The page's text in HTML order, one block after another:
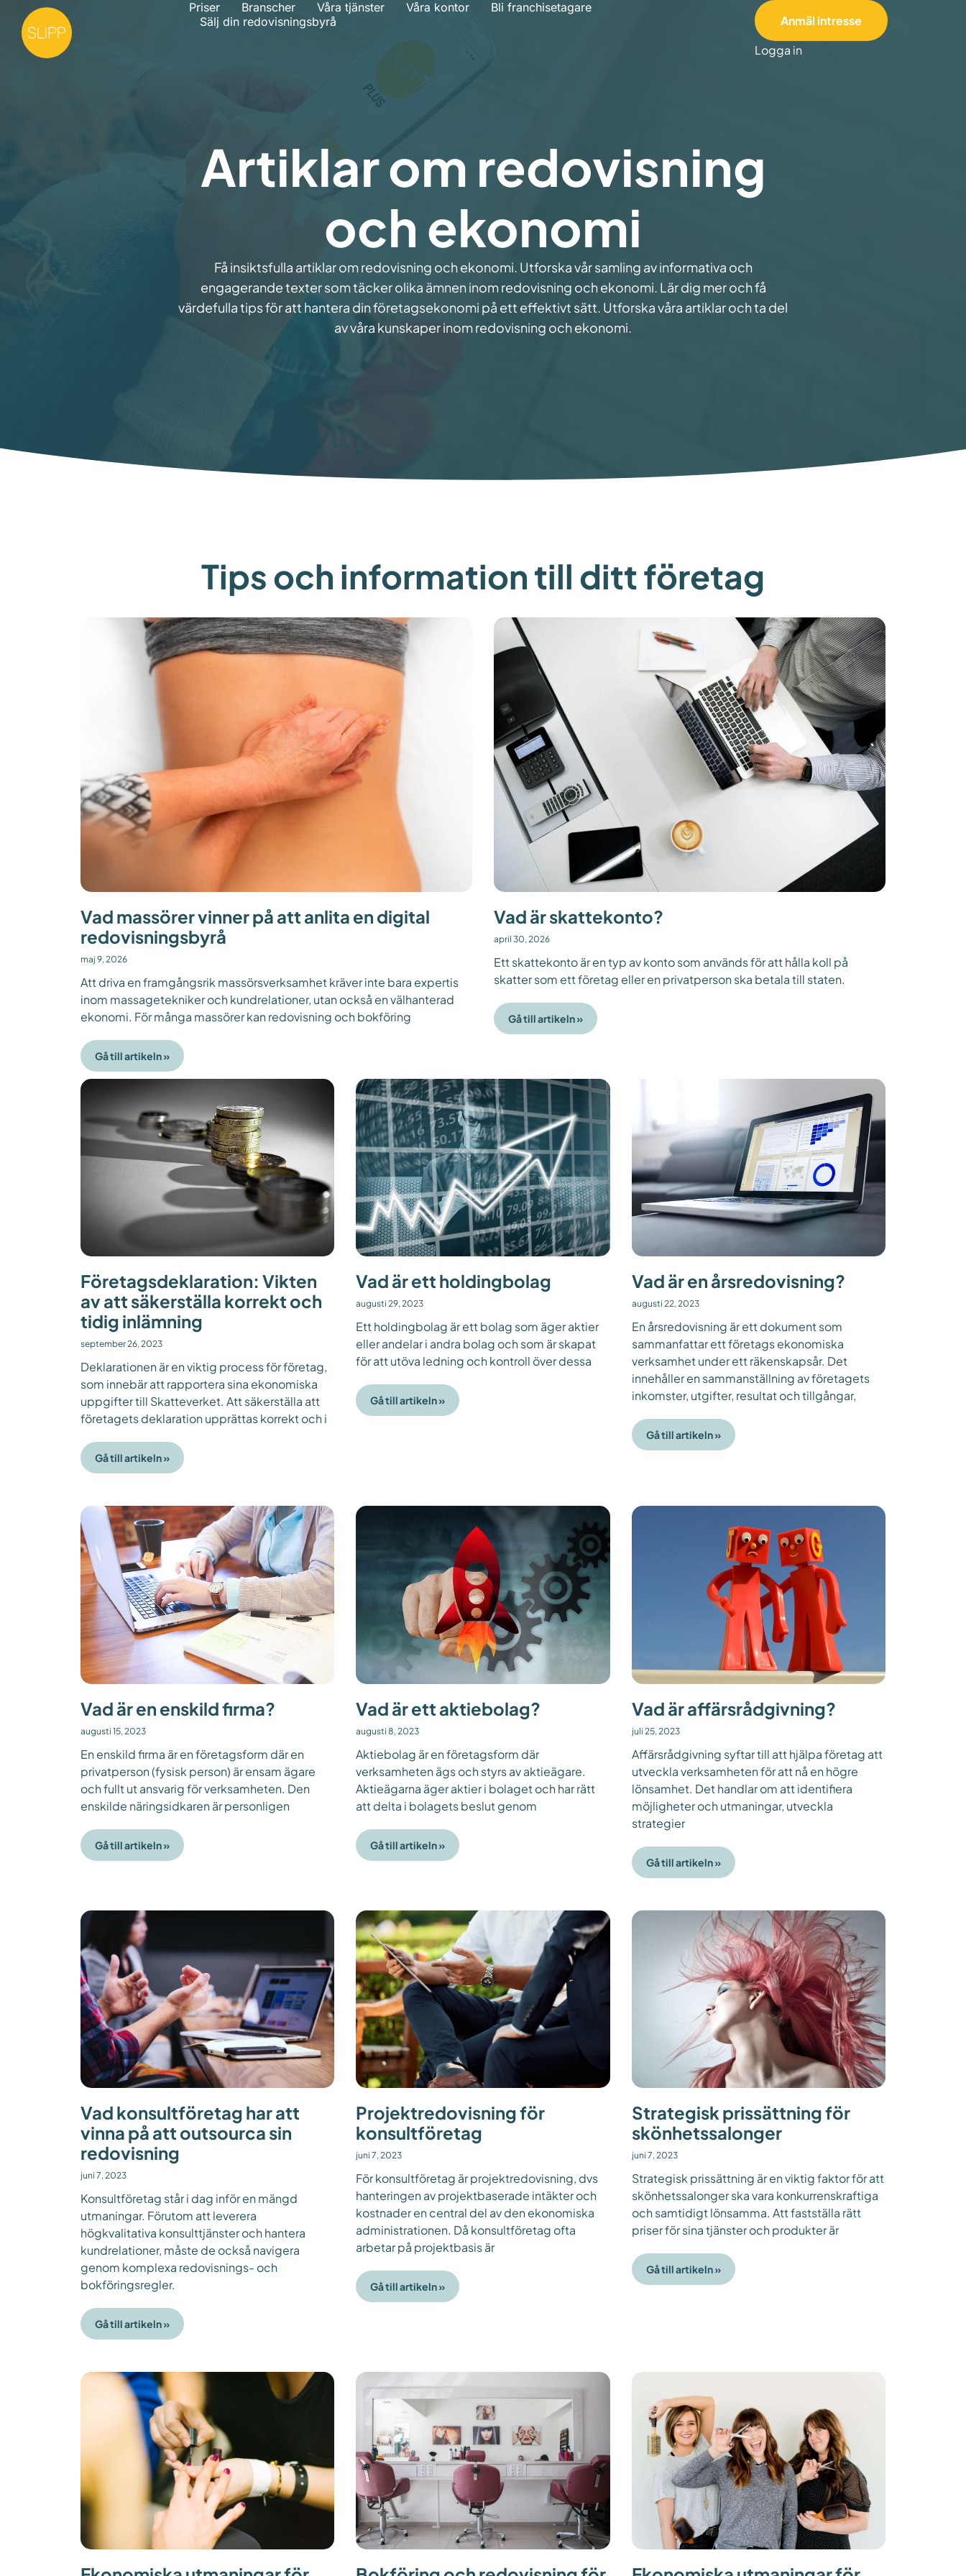
Priser Branscher Våra tjänster Våra kontor
Bli franchisetagare
Sälj din redovisningsbyrå
Anmäl intresse
Logga in
Artiklar om redovisning
och ekonomi
Få insiktsfulla artiklar om redovisning och ekonomi. Utforska vår samling av informativa och
engagerande texter som täcker olika ämnen inom redovisning och ekonomi. Lär dig mer och få
värdefulla tips för att hantera din företagsekonomi på ett effektivt sätt. Utforska våra artiklar och ta del
av våra kunskaper inom redovisning och ekonomi.
Tips och information till ditt företag
Vad massörer vinner på att anlita en digital
redovisningsbyrå
maj 9, 2026
Att driva en framgångsrik massörsverksamhet kräver inte bara expertis
inom massagetekniker och kundrelationer, utan också en välhanterad
ekonomi. För många massörer kan redovisning och bokföring
Gå till artikeln »
Vad är skattekonto?
april 30, 2026
Ett skattekonto är en typ av konto som används för att hålla koll på
skatter som ett företag eller en privatperson ska betala till staten.
Gå till artikeln »
Företagsdeklaration: Vikten
av att säkerställa korrekt och
tidig inlämning
september 26, 2023
Deklarationen är en viktig process för företag,
som innebär att rapportera sina ekonomiska
uppgifter till Skatteverket. Att säkerställa att
företagets deklaration upprättas korrekt och i
Gå till artikeln »
Vad är ett holdingbolag
augusti 29, 2023
Ett holdingbolag är ett bolag som äger aktier
eller andelar i andra bolag och som är skapat
för att utöva ledning och kontroll över dessa
Gå till artikeln »
Vad är en årsredovisning?
augusti 22, 2023
En årsredovisning är ett dokument som
sammanfattar ett företags ekonomiska
verksamhet under ett räkenskapsår. Det
innehåller en sammanställning av företagets
inkomster, utgifter, resultat och tillgångar,
Gå till artikeln »
Vad är en enskild firma?
augusti 15, 2023
En enskild firma är en företagsform där en
privatperson (fysisk person) är ensam ägare
och fullt ut ansvarig för verksamheten. Den
enskilde näringsidkaren är personligen
Gå till artikeln »
Vad är ett aktiebolag?
augusti 8, 2023
Aktiebolag är en företagsform där
verksamheten ägs och styrs av aktieägare.
Aktieägarna äger aktier i bolaget och har rätt
att delta i bolagets beslut genom
Gå till artikeln »
Vad är affärsrådgivning?
juli 25, 2023
Affärsrådgivning syftar till att hjälpa företag att
utveckla verksamheten för att nå en högre
lönsamhet. Det handlar om att identifiera
möjligheter och utmaningar, utveckla
strategier
Gå till artikeln »
Vad konsultföretag har att
vinna på att outsourca sin
redovisning
juni 7, 2023
Konsultföretag står i dag inför en mängd
utmaningar. Förutom att leverera
högkvalitativa konsulttjänster och hantera
kundrelationer, måste de också navigera
genom komplexa redovisnings- och
bokföringsregler.
Gå till artikeln »
Projektredovisning för
konsultföretag
juni 7, 2023
För konsultföretag är projektredovisning, dvs
hanteringen av projektbaserade intäkter och
kostnader en central del av den ekonomiska
administrationen. Då konsultföretag ofta
arbetar på projektbasis är
Gå till artikeln »
Strategisk prissättning för
skönhetssalonger
juni 7, 2023
Strategisk prissättning är en viktig faktor för att
skönhetssalonger ska vara konkurrenskraftiga
och samtidigt lönsamma. Att fastställa rätt
priser för sina tjänster och produkter är
Gå till artikeln »